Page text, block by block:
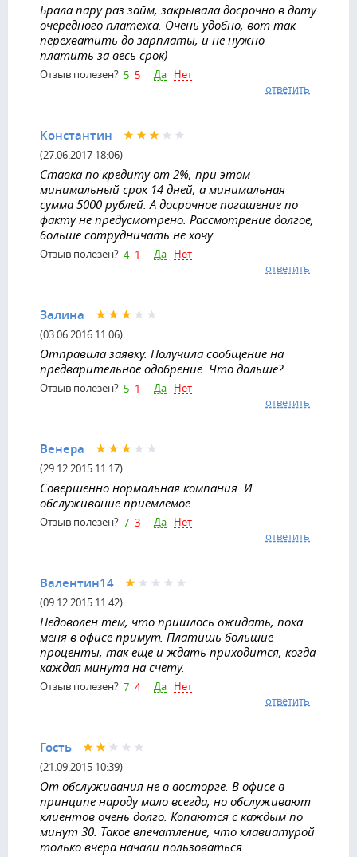
Брала пару раз займ, закрывала досрочно в дату
очередного платежа. Очень удобно, вот так
перехватить до зарплаты, и не нужно
платить за весь срок)
Отзыв полезен? 5 5 Да Нет
ответить
Константин
(27.06.2017 18:06)
Ставка по кредиту от 2%, при этом
минимальный срок 14 дней, а минимальная
сумма 5000 рублей. А досрочное погашение по
факту не предусмотрено. Рассмотрение долгое,
больше сотрудничать не хочу.
Отзыв полезен? 4 1 Да Нет
ответить
Залина
(03.06.2016 11:06)
Отправила заявку. Получила сообщение на
предварительное одобрение. Что дальше?
Отзыв полезен? 5 1 Да Нет
ответить
Венера
(29.12.2015 11:17)
Совершенно нормальная компания. И
обслуживание приемлемое.
Отзыв полезен? 7 3 Да Нет
ответить
Валентин14
(09.12.2015 11:42)
Недоволен тем, что пришлось ожидать, пока
меня в офисе примут. Платишь большие
проценты, так еще и ждать приходится, когда
каждая минута на счету.
Отзыв полезен? 7 4 Да Нет
ответить
Гость
(21.09.2015 10:39)
От обслуживания не в восторге. В офисе в
принципе народу мало всегда, но обслуживают
клиентов очень долго. Копаются с каждым по
минут 30. Такое впечатление, что клавиатурой
только вчера начали пользоваться.